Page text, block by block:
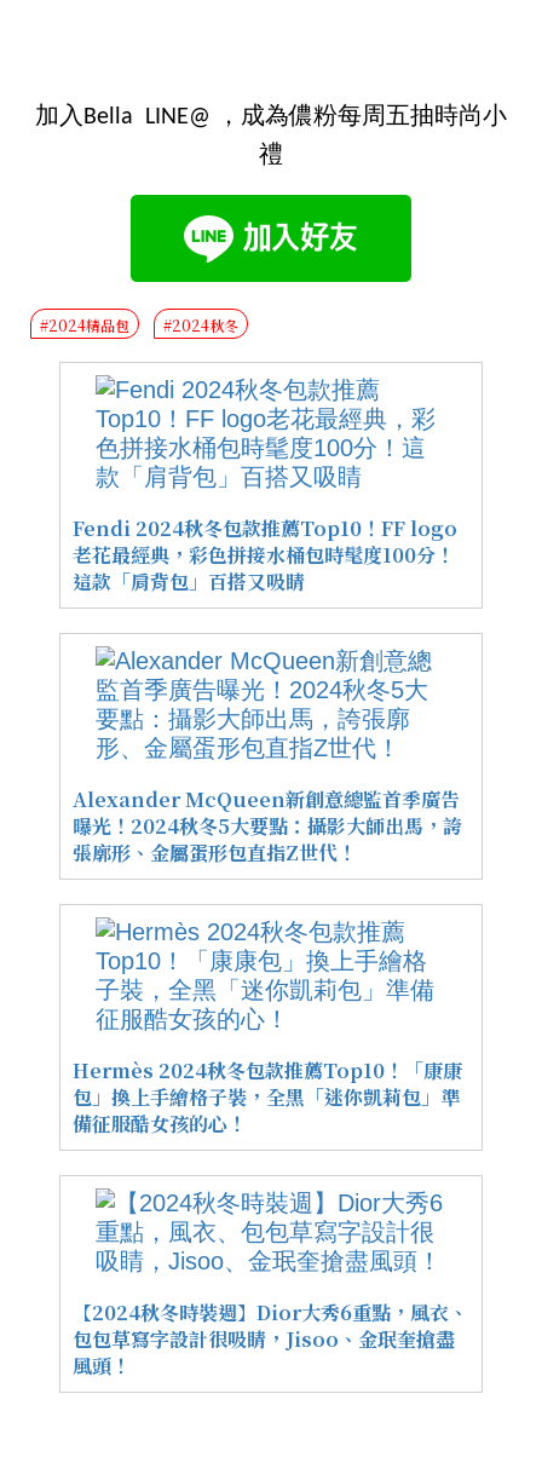
加入Bella LINE@ ，成為儂粉每周五抽時尚小
禮
#2024精品包 #2024秋冬
Fendi 2024秋冬包款推薦Top10！FF logo
老花最經典，彩色拼接水桶包時髦度100分！
這款「肩背包」百搭又吸睛
Alexander McQueen新創意總監首季廣告
曝光！2024秋冬5大要點：攝影大師出馬，誇
張廓形、金屬蛋形包直指Z世代！
Hermès 2024秋冬包款推薦Top10！「康康
包」換上手繪格子裝，全黑「迷你凱莉包」準
備征服酷女孩的心！
【2024秋冬時裝週】Dior大秀6重點，風衣、
包包草寫字設計很吸睛，Jisoo、金珉奎搶盡
風頭！